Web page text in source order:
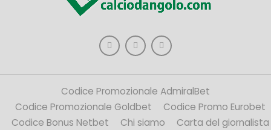
Codice Promozionale AdmiralBet
Codice Promozionale Goldbet
Codice Promo Eurobet
Codice Bonus Netbet
Chi siamo
Carta del giornalista